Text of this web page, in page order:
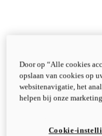
Door op “Alle cookies
opslaan van cookies op
websitenavigatie, het
helpen bij onze
Cookie-